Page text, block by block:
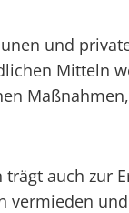
und
Mitteln
auch zur
vermieden